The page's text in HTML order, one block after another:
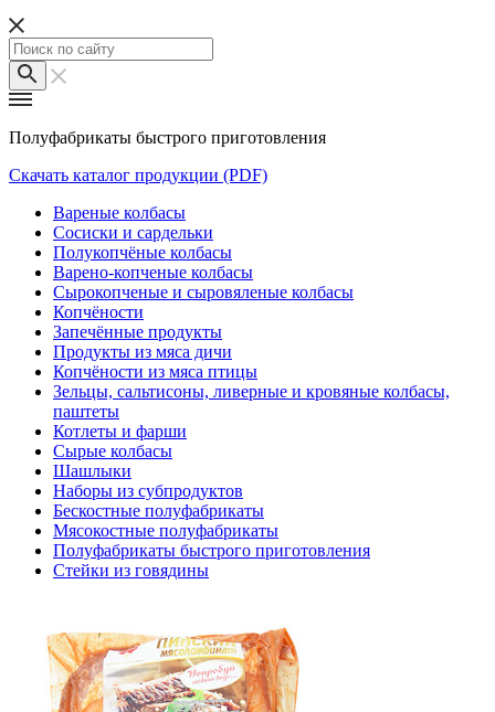
Полуфабрикаты быстрого приготовления
Скачать каталог продукции (PDF)
Вареные колбасы
Сосиски и сардельки
Полукопчёные колбасы
Варено-копченые колбасы
Сырокопченые и сыровяленые колбасы
Копчёности
Запечённые продукты
Продукты из мяса дичи
Копчёности из мяса птицы
Зельцы, сальтисоны, ливерные и кровяные колбасы,
паштеты
Котлеты и фарши
Сырые колбасы
Шашлыки
Наборы из субпродуктов
Бескостные полуфабрикаты
Мясокостные полуфабрикаты
Полуфабрикаты быстрого приготовления
Стейки из говядины